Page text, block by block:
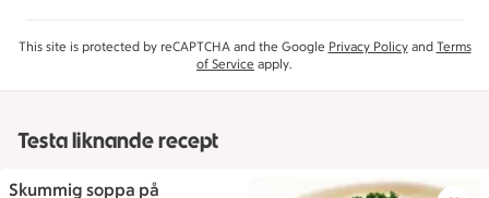
This site is protected by reCAPTCHA and the Google Privacy Policyand Terms
of Service apply.
Testa liknande recept
Skummig soppa på
Skummig soppa på